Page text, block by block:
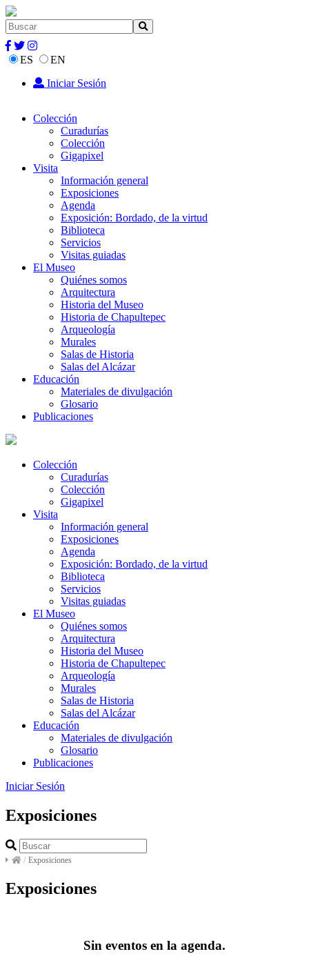
ES
EN
Iniciar Sesión
Colección
Curadurías
Colección
Gigapixel
Visita
Información general
Exposiciones
Agenda
Exposición: Bordado, de la virtud
Biblioteca
Servicios
Visitas guiadas
El Museo
Quiénes somos
Arquitectura
Historia del Museo
Historia de Chapultepec
Arqueología
Murales
Salas de Historia
Salas del Alcázar
Educación
Materiales de divulgación
Glosario
Publicaciones
Colección
Curadurías
Colección
Gigapixel
Visita
Información general
Exposiciones
Agenda
Exposición: Bordado, de la virtud
Biblioteca
Servicios
Visitas guiadas
El Museo
Quiénes somos
Arquitectura
Historia del Museo
Historia de Chapultepec
Arqueología
Murales
Salas de Historia
Salas del Alcázar
Educación
Materiales de divulgación
Glosario
Publicaciones
Iniciar Sesión
Exposiciones
/ Exposiciones
Exposiciones
Sin eventos en la agenda.